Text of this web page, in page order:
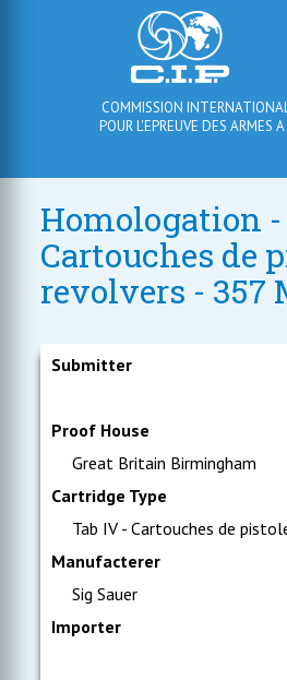
COMMISSION
POUR L'EPREUVE DES ARMES
Homologation -
Cartouches de
revolvers - 357
Submitter
Proof House
Great Britain Birmingham
Cartridge Type
Tab IV - Cartouches de
Manufacterer
Sig Sauer
Importer